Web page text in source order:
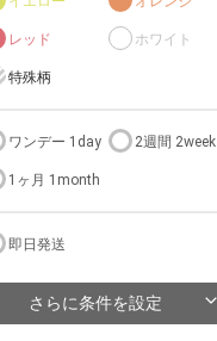
レッド ホワイト
特殊柄
ワンデー 1day 2週間 2week
1ヶ月 1month
即日発送
さらに条件を設定